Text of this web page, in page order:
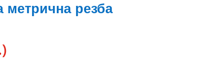
метрична резба